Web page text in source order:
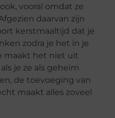
vooral omdat ze
daarvan zijn
kerstmaaltijd dat je
zodra je het in je
maakt het niet uit
je ze als geheim
de toevoeging van
maakt alles zoveel